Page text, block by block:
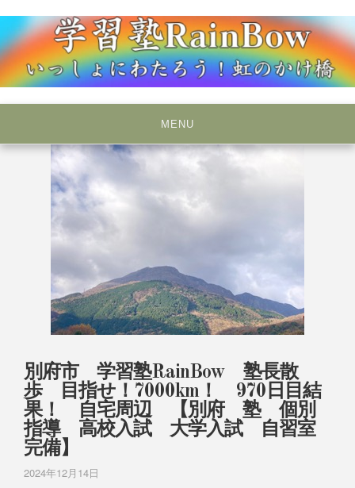
to
content
学習塾RainBow
MENU
別府市 学習塾RainBow 塾長散
歩 目指せ！7000km！ 970日目結
果！ 自宅周辺 【別府 塾 個別
指導 高校入試 大学入試 自習室
完備】
2024年12月14日